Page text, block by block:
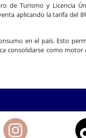
de Turismo y Licencia
aplicando la tarifa del
en el país. Esto
consolidarse como motor